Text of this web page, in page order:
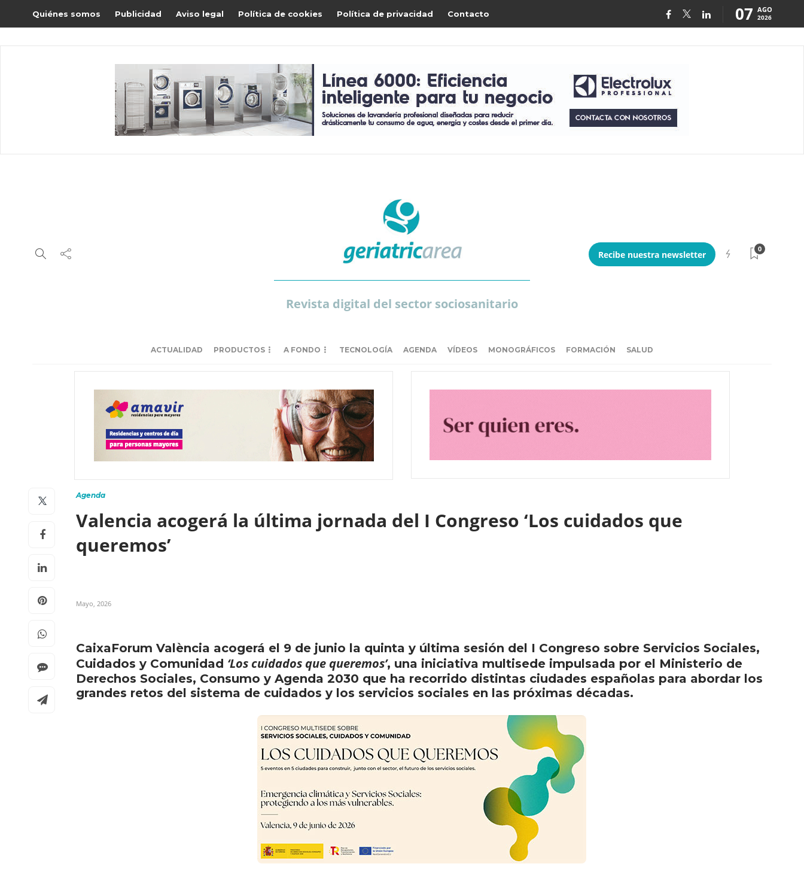
Quiénes somos Publicidad Aviso legal Política de cookies Política de privacidad Contacto 07 AGO
2026
Revista digital del sector sociosanitario
Recibe nuestra newsletter
0
ACTUALIDAD PRODUCTOS A FONDO TECNOLOGÍA AGENDA VÍDEOS MONOGRÁFICOS FORMACIÓN SALUD
Agenda
Valencia acogerá la última jornada del I Congreso ‘Los cuidados que
queremos’
Mayo, 2026
CaixaForum València acogerá el 9 de junio la quinta y última sesión del I Congreso sobre Servicios Sociales,
Cuidados y Comunidad ‘Los cuidados que queremos’, una iniciativa multisede impulsada por el Ministerio de
Derechos Sociales, Consumo y Agenda 2030 que ha recorrido distintas ciudades españolas para abordar los
grandes retos del sistema de cuidados y los servicios sociales en las próximas décadas.